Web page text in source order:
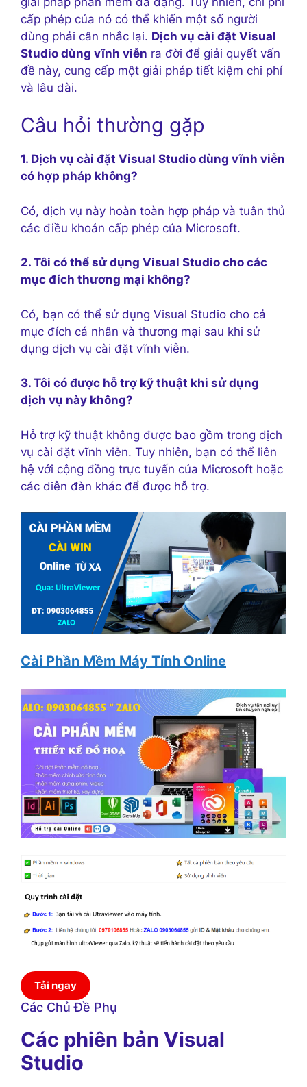
cấp phép của nó có thể khiến một số người
dùng phải cân nhắc lại. Dịch vụ cài đặt Visual
Studio dùng vĩnh viễn ra đời để giải quyết vấn
đề này, cung cấp một giải pháp tiết kiệm chi phí
và lâu dài.
Câu hỏi thường gặp
1. Dịch vụ cài đặt Visual Studio dùng vĩnh viễn
có hợp pháp không?
Có, dịch vụ này hoàn toàn hợp pháp và tuân thủ
các điều khoản cấp phép của Microsoft.
2. Tôi có thể sử dụng Visual Studio cho các
mục đích thương mại không?
Có, bạn có thể sử dụng Visual Studio cho cả
mục đích cá nhân và thương mại sau khi sử
dụng dịch vụ cài đặt vĩnh viễn.
3. Tôi có được hỗ trợ kỹ thuật khi sử dụng
dịch vụ này không?
Hỗ trợ kỹ thuật không được bao gồm trong dịch
vụ cài đặt vĩnh viễn. Tuy nhiên, bạn có thể liên
hệ với cộng đồng trực tuyến của Microsoft hoặc
các diễn đàn khác để được hỗ trợ.
Cài Phần Mềm Máy Tính Online
Tải ngay
Các Chủ Đề Phụ
Các phiên bản Visual
Studio